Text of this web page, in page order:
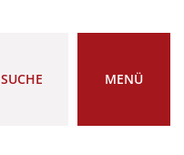
SUCHE MENÜ